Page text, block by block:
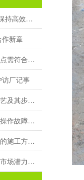
C型/U钢成型设备如何保持高效产能的运转？
新章
电缆桥架系统的接地要点需符合哪些条件？
厂记事
铝镁锰屋面板的安装工艺及其步骤详解
双层屋面板成型设备的操作故障的调试处理
什么是闭口承楼板，它的施工方案如何执行？
双层压瓦机设备发展的市场潜力有多大？